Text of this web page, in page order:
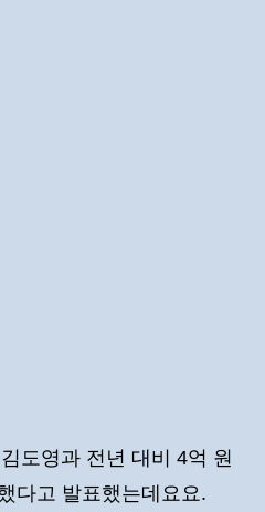
도영과 전년 대비 4억 원
다고 발표했는데요요.